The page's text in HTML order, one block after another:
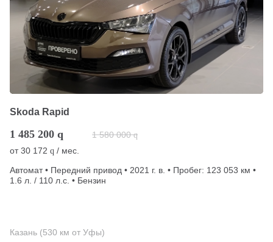
Skoda Rapid
1 485 200 q 1 580 000 q
от30 172 q / мес.
Автомат • Передний привод • 2021 г. в. • Пробег: 123 053 км •
1.6 л. / 110 л.с. • Бензин
Казань (530 км от Уфы)